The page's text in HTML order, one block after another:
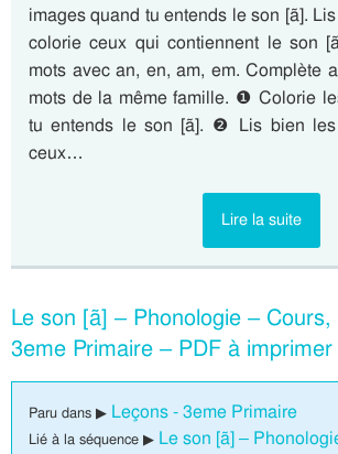
images quand tu entends le son [ã].
colorie ceux qui contiennent le son
mots avec an, en, am, em. Complète
mots de la même famille. ❶ Colorie
tu entends le son [ã]. ❷ Lis bien
ceux…
Lire la suite
Le son [ã] – Phonologie –
3eme Primaire – PDF à imprimer
Paru dans ▶ Leçons - 3eme Primaire
Lié à la séquence ▶ Le son [ã] –